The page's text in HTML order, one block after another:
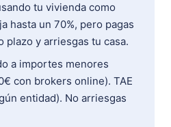
tu vivienda como
hasta un 70%, pero pagas
plazo y arriesgas tu casa.
a importes menores
con brokers online). TAE
entidad). No arriesgas